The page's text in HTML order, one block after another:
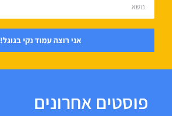
אני רוצה עמוד נקי בגוגל!
פוסטים אחרונים